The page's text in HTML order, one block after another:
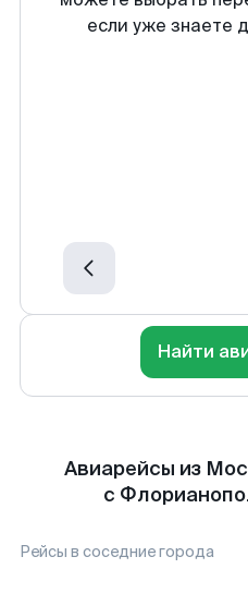
если уже знаете
Найти
Авиарейсы из
с
Рейсы в соседние города